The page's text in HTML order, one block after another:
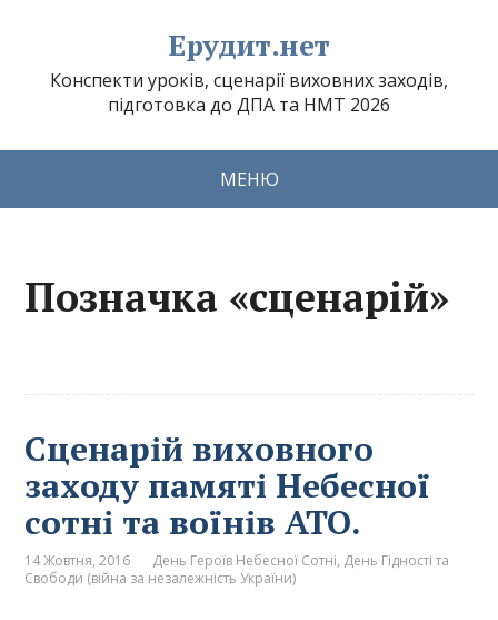
Ерудит.нет
Конспекти уроків, сценарії виховних заходів,
підготовка до ДПА та НМТ 2026
МЕНЮ
Позначка «сценарій»
Сценарій виховного
заходу памяті Небесної
сотні та воїнів АТО.
14 Жовтня, 2016 День Героїв Небесної Сотні, День Гідності та
Свободи (війна за незалежність України)